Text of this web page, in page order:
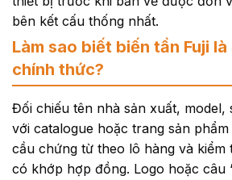
bên kết cấu thống nhất.
Làm sao biết biến tần Fuji là
chính thức?
Đối chiếu tên nhà sản xuất, model,
với catalogue hoặc trang sản
cầu chứng từ theo lô hàng và kiểm
có khớp hợp đồng. Logo hoặc câu